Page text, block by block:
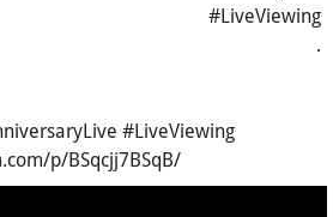
#LiveViewing
.
#LiveViewing
p/BSqcjj7BSqB/